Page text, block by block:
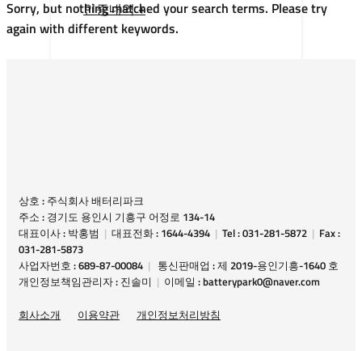
인증내역 +
Sorry, but nothing matched your search terms. Please try
again with different keywords.
상호 : 주식회사 배터리파크
주소 : 경기도 용인시 기흥구 어정로 134-14
대표이사 : 박홍범 | 대표전화 : 1644-4394 | Tel : 031-281-5872 | Fax :
031-281-5873
사업자번호 : 689-87-00084 | 통신판매업 : 제 2019-용인기흥-1640 호
개인정보책임관리자 : 진솔미 | 이메일 : batterypark0@naver.com
회사소개 이용약관 개인정보처리방침